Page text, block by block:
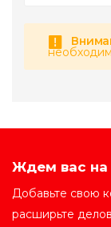
Ждем вас на
Добавьте свою
расширьте